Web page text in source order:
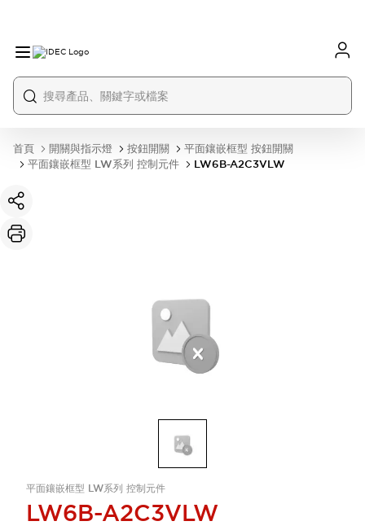
首頁 開關與指示燈 按鈕開關
平面鑲嵌框型 按鈕開關
平面鑲嵌框型 LW系列 控制元件
LW6B-A2C3VLW
平面鑲嵌框型 LW系列 控制元件
LW6B-A2C3VLW